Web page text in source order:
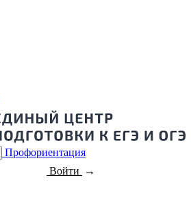
Профориентация
Войти